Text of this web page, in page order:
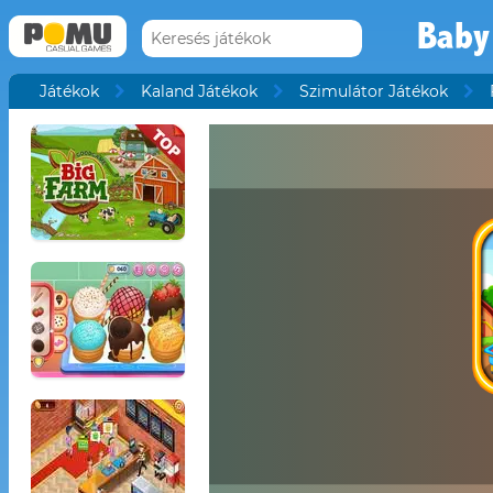
Játékok Kaland Játékok Szimulátor Játékok